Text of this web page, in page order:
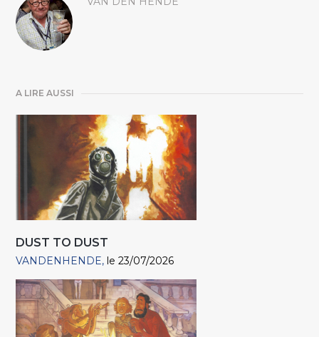
A LIRE AUSSI
DUST TO DUST
VANDENHENDE le 23/07/2026